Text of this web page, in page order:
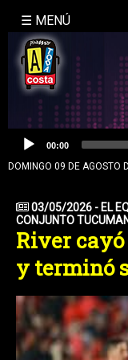
INICIO
NOSOTROS
LA
MOLE
BUSQUEDA
CONTACTO
☰ MENÚ
Reproductor
audio
00:00
DOMINGO 09 DE AGOSTO
03/05/2026 - EL
CONJUNTO
River
y terminó